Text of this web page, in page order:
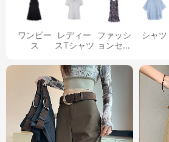
ワンピー
ス
レディー
スTシャツ
ファッシ
ョンセッ
シャツ